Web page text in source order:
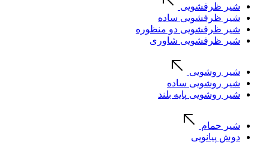
شیر ظرفشویی
شیر ظرفشویی ساده
شیر ظرفشویی دو منظوره
شیر ظرفشویی شاوری
شیر روشویی
شیر روشویی ساده
شیر روشویی پایه بلند
شیر حمام
دوش پیانویی